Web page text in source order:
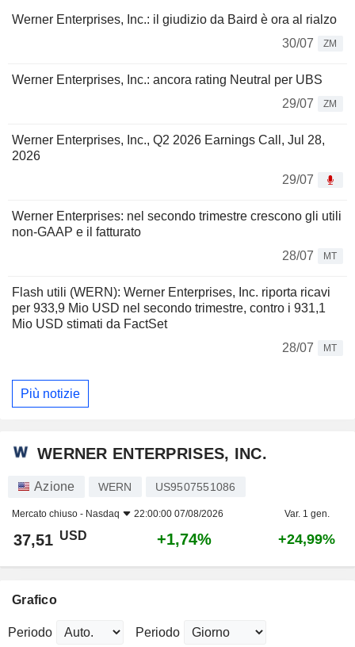
Werner Enterprises, Inc.: il giudizio da Baird è ora al rialzo
30/07
ZM
Werner Enterprises, Inc.: ancora rating Neutral per UBS
29/07
ZM
Werner Enterprises, Inc., Q2 2026 Earnings Call, Jul 28,
2026
29/07
Werner Enterprises: nel secondo trimestre crescono gli utili
non-GAAP e il fatturato
28/07
MT
Flash utili (WERN): Werner Enterprises, Inc. riporta ricavi
per 933,9 Mio USD nel secondo trimestre, contro i 931,1
Mio USD stimati da FactSet
28/07
MT
Più notizie
WERNER ENTERPRISES, INC.
Azione WERN US9507551086
Mercato chiuso - Nasdaq 22:00:00 07/08/2026 Var. 1 gen.
37,51 USD +1,74% +24,99%
Grafico
Periodo Periodo